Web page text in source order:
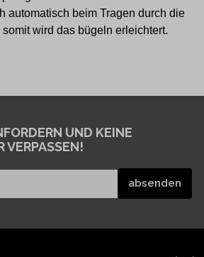
automatisch beim Tragen durch die
somit wird das bügeln erleichtert.
UND KEINE
VERPASSEN!